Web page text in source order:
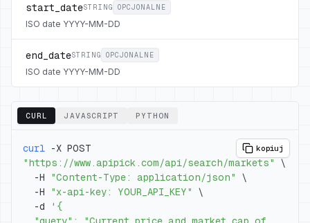
start_dateSTRING OPCJONALNE
ISO date YYYY-MM-DD
end_dateSTRING OPCJONALNE
ISO date YYYY-MM-DD
CURL JAVASCRIPT PYTHON
kopiuj
curl
"https://www.apipick.com/api/search/markets"
\
  -H
"Content-Type: application/json"
\
  -H
"x-api-key: YOUR_API_KEY"
\
  -d